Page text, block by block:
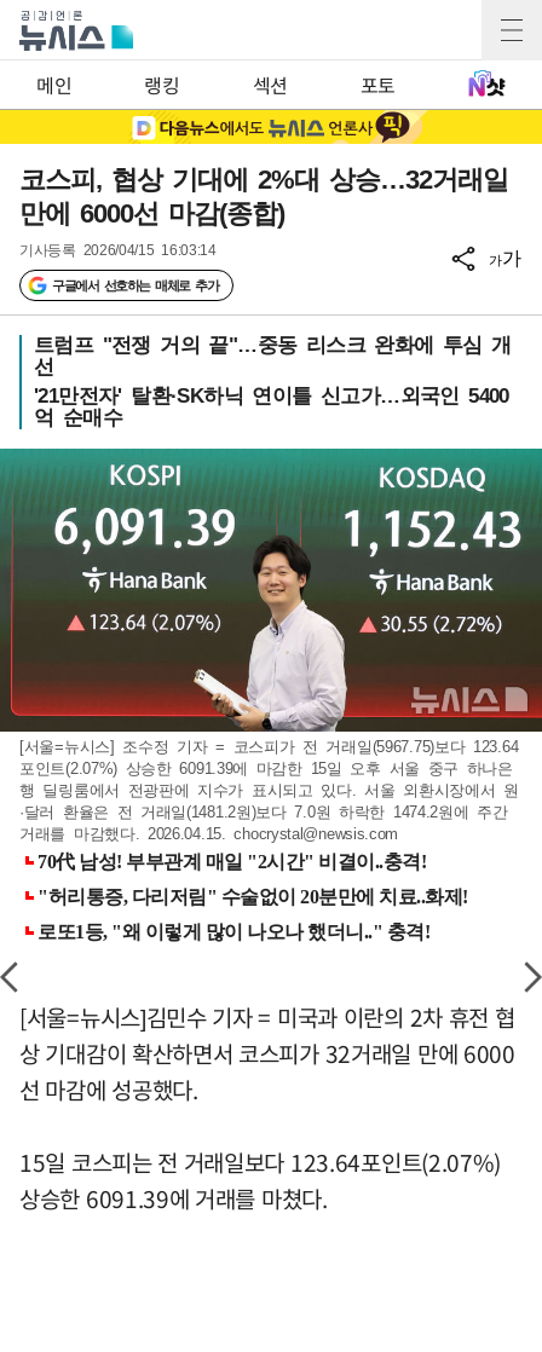
메인 랭킹 섹션 포토
코스피, 협상 기대에 2%대 상승…32거래일
만에 6000선 마감(종합)
기사등록 2026/04/15 16:03:14
구글에서 선호하는 매체로 추가
가가
트럼프 "전쟁 거의 끝"…중동 리스크 완화에 투심 개
선
'21만전자' 탈환·SK하닉 연이틀 신고가…외국인 5400
억 순매수
[서울=뉴시스] 조수정 기자 = 코스피가 전 거래일(5967.75)보다 123.64
포인트(2.07%) 상승한 6091.39에 마감한 15일 오후 서울 중구 하나은
행 딜링룸에서 전광판에 지수가 표시되고 있다. 서울 외환시장에서 원
·달러 환율은 전 거래일(1481.2원)보다 7.0원 하락한 1474.2원에 주간
거래를 마감했다. 2026.04.15.chocrystal@newsis.com
[서울=뉴시스]김민수 기자 = 미국과 이란의 2차 휴전 협
상 기대감이 확산하면서 코스피가 32거래일 만에 6000
선 마감에 성공했다.
15일 코스피는 전 거래일보다 123.64포인트(2.07%)
상승한 6091.39에 거래를 마쳤다.